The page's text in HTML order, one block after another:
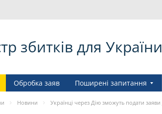
збитків для України
Обробка заяв Поширені запитання
Новини Українці через Дію зможуть подати